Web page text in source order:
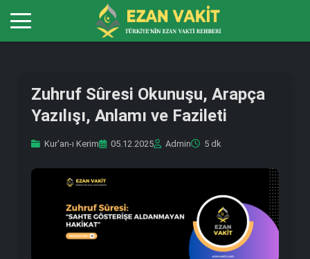
Zuhruf Sûresi Okunuşu, Arapça
Yazılışı, Anlamı ve Fazileti
Kur'an-ı Kerim 05.12.2025 Admin 5 dk